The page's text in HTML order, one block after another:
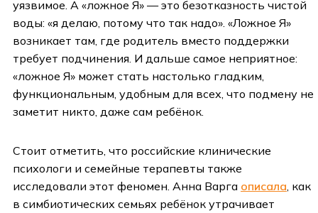
уязвимое. А «ложное Я» — это безотказность чистой
воды: «я делаю, потому что так надо». «Ложное Я»
возникает там, где родитель вместо поддержки
требует подчинения. И дальше самое неприятное:
«ложное Я» может стать настолько гладким,
функциональным, удобным для всех, что подмену не
заметит никто, даже сам ребёнок.
Стоит отметить, что российские клинические
психологи и семейные терапевты также
исследовали этот феномен. Анна Варга описала , как
в симбиотических семьях ребёнок утрачивает